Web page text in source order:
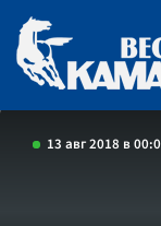
13 авг 2018 в